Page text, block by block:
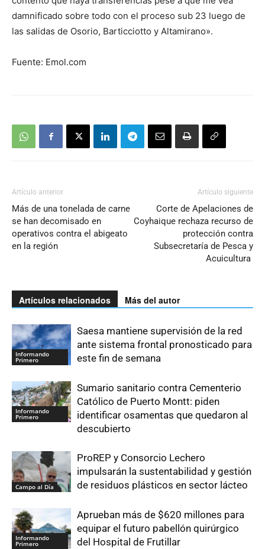
damnificado sobre todo con el proceso sub 23 luego de
las salidas de Osorio, Barticciotto y Altamirano».
Fuente: Emol.com
Artículo anterior
Más de una tonelada de carne
se han decomisado en
operativos contra el abigeato
en la región
Artículo siguiente
Corte de Apelaciones de
Coyhaique rechaza recurso de
protección contra
Subsecretaría de Pesca y
Acuicultura
Artículos relacionados Más del autor
Informando
Primero
Saesa mantiene supervisión de la red
ante sistema frontal pronosticado para
este fin de semana
Informando
Primero
Sumario sanitario contra Cementerio
Católico de Puerto Montt: piden
identificar osamentas que quedaron al
descubierto
Campo al Día
ProREP y Consorcio Lechero
impulsarán la sustentabilidad y gestión
de residuos plásticos en sector lácteo
Informando
Primero
Aprueban más de $620 millones para
equipar el futuro pabellón quirúrgico
del Hospital de Frutillar